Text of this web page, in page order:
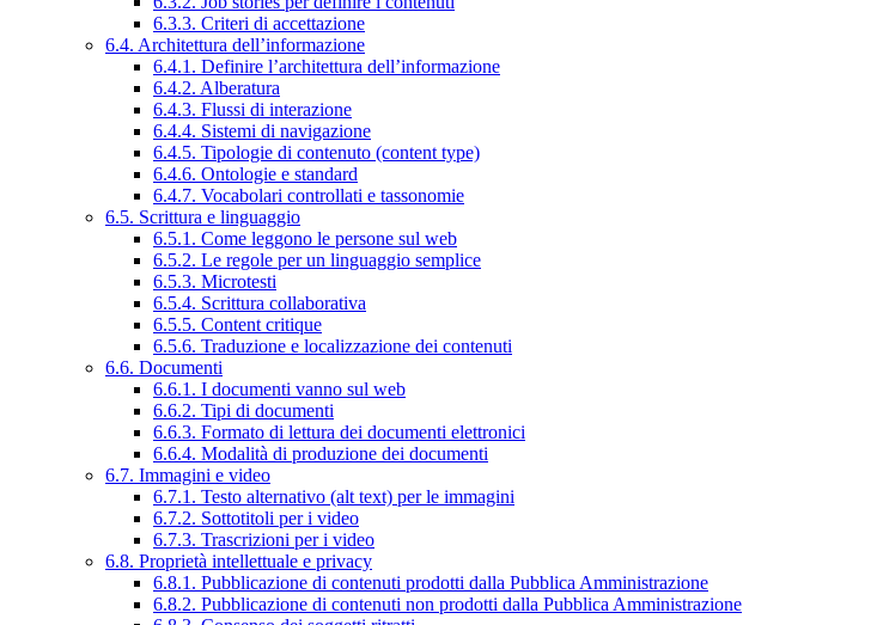
6.3.3. Criteri di accettazione
6.4. Architettura dell’informazione
6.4.1. Definire l’architettura dell’informazione
6.4.2. Alberatura
6.4.3. Flussi di interazione
6.4.4. Sistemi di navigazione
6.4.5. Tipologie di contenuto (content type)
6.4.6. Ontologie e standard
6.4.7. Vocabolari controllati e tassonomie
6.5. Scrittura e linguaggio
6.5.1. Come leggono le persone sul web
6.5.2. Le regole per un linguaggio semplice
6.5.3. Microtesti
6.5.4. Scrittura collaborativa
6.5.5. Content critique
6.5.6. Traduzione e localizzazione dei contenuti
6.6. Documenti
6.6.1. I documenti vanno sul web
6.6.2. Tipi di documenti
6.6.3. Formato di lettura dei documenti elettronici
6.6.4. Modalità di produzione dei documenti
6.7. Immagini e video
6.7.1. Testo alternativo (alt text) per le immagini
6.7.2. Sottotitoli per i video
6.7.3. Trascrizioni per i video
6.8. Proprietà intellettuale e privacy
6.8.1. Pubblicazione di contenuti prodotti dalla Pubblica Amministrazione
6.8.2. Pubblicazione di contenuti non prodotti dalla Pubblica Amministrazione